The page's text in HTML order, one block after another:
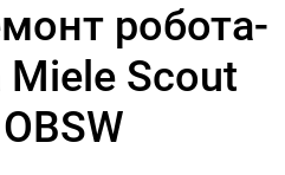
робота-
Scout